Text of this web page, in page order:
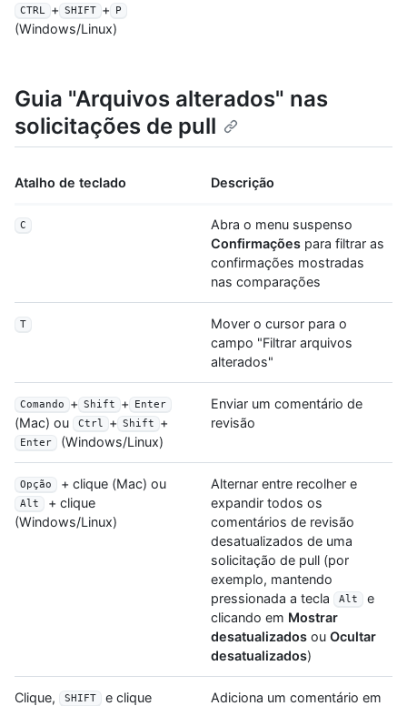
CTRL + SHIFT + P
(Windows/Linux)
Guia "Arquivos alterados" nas
solicitações de pull
Atalho de teclado Descrição
C
Abra o menu suspenso
Confirmações para filtrar as
confirmações mostradas
nas comparações
T
Mover o cursor para o
campo "Filtrar arquivos
alterados"
Comando + Shift + Enter
(Mac) ou Ctrl + Shift +
Enter (Windows/Linux)
Enviar um comentário de
revisão
Opção + clique (Mac) ou
Alt
+ clique
(Windows/Linux)
Alternar entre recolher e
expandir todos os
comentários de revisão
desatualizados de uma
solicitação de pull (por
exemplo, mantendo
pressionada a tecla
Alt
e
clicando em Mostrar
desatualizados ou Ocultar
desatualizados)
Clique, SHIFT e clique
Adiciona um comentário em